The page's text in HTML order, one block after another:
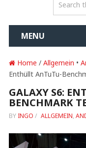
MENU
Home / Allgemein •
Enthüllt AnTuTu-
GALAXY S6:
BENCHMARK
BY INGO / ALLGEMEIN,